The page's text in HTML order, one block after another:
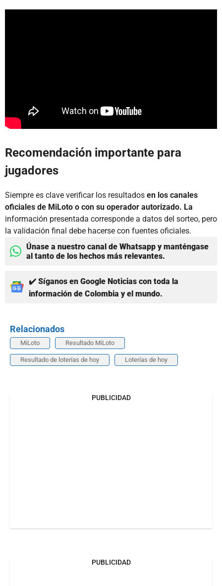
Recomendación importante para
jugadores
Siempre es clave verificar los resultados en los canales
oficiales de MiLoto o con su operador autorizado. La
información presentada corresponde a datos del sorteo, pero
la validación final debe hacerse con fuentes oficiales.
Únase a nuestro canal de Whatsapp y manténgase
al tanto de los hechos más relevantes.
✔️ Síganos en Google Noticias con toda la
información de Colombia y el mundo.
Relacionados
MiLoto Resultado MiLoto
Resultado de loterías de hoy Loterías de hoy
PUBLICIDAD
PUBLICIDAD